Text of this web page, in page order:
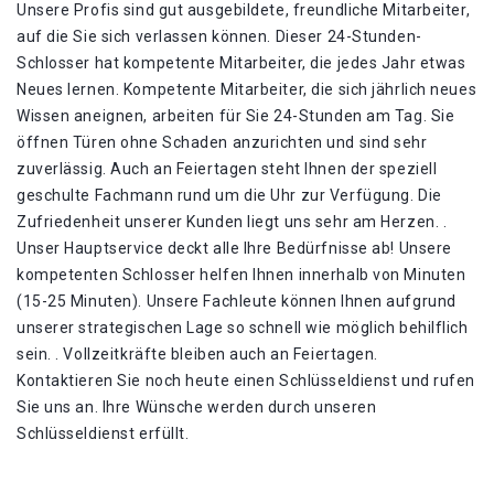
Unsere Profis sind gut ausgebildete, freundliche Mitarbeiter,
auf die Sie sich verlassen können. Dieser 24-Stunden-
Schlosser hat kompetente Mitarbeiter, die jedes Jahr etwas
Neues lernen. Kompetente Mitarbeiter, die sich jährlich neues
Wissen aneignen, arbeiten für Sie 24-Stunden am Tag. Sie
öffnen Türen ohne Schaden anzurichten und sind sehr
zuverlässig. Auch an Feiertagen steht Ihnen der speziell
geschulte Fachmann rund um die Uhr zur Verfügung. Die
Zufriedenheit unserer Kunden liegt uns sehr am Herzen. .
Unser Hauptservice deckt alle Ihre Bedürfnisse ab! Unsere
kompetenten Schlosser helfen Ihnen innerhalb von Minuten
(15-25 Minuten). Unsere Fachleute können Ihnen aufgrund
unserer strategischen Lage so schnell wie möglich behilflich
sein. . Vollzeitkräfte bleiben auch an Feiertagen.
Kontaktieren Sie noch heute einen Schlüsseldienst und rufen
Sie uns an. Ihre Wünsche werden durch unseren
Schlüsseldienst erfüllt.